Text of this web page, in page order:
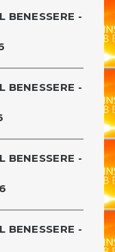
BENESSERE -
BENESSERE -
BENESSERE -
BENESSERE -